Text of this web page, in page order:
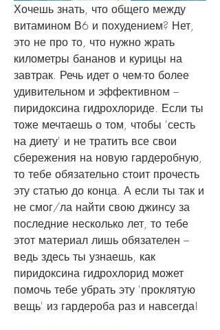
Хочешь знать, что общего между
витамином В6 и похудением? Нет,
это не про то, что нужно жрать
километры бананов и курицы на
завтрак. Речь идет о чем-то более
удивительном и эффективном –
пиридоксина гидрохлориде. Если ты
тоже мечтаешь о том, чтобы 'сесть
на диету' и не тратить все свои
сбережения на новую гардеробную,
то тебе обязательно стоит прочесть
эту статью до конца. А если ты так и
не смог/ла найти свою джинсу за
последние несколько лет, то тебе
этот материал лишь обязателен –
ведь здесь ты узнаешь, как
пиридоксина гидрохлорид может
помочь тебе убрать эту 'проклятую
вещь' из гардероба раз и навсегда!